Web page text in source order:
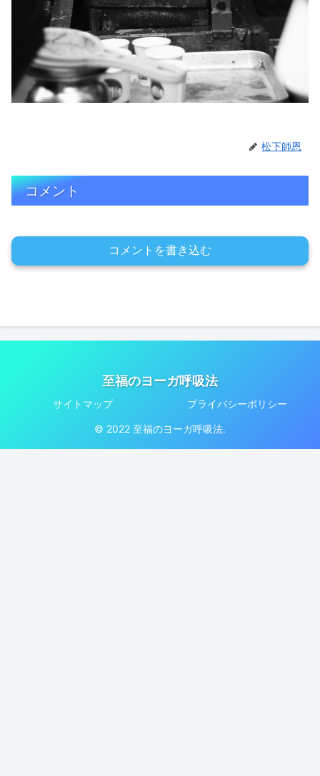
松下師恩
コメント
コメントを書き込む
至福のヨーガ呼吸法
サイトマップ プライバシーポリシー
© 2022 至福のヨーガ呼吸法.